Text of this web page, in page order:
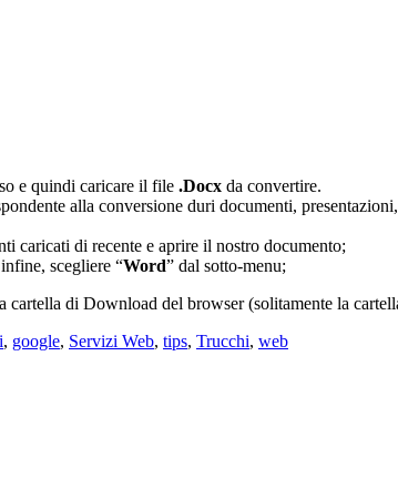
e quindi caricare il file .Docx da convertire.
alla conversione duri documenti,
caricati di recente e aprire il nostro documento;
scegliere “Word” dal sotto-menu;
cartella di Download del browser (solitamente la
, google, Servizi Web, tips, Trucchi, web